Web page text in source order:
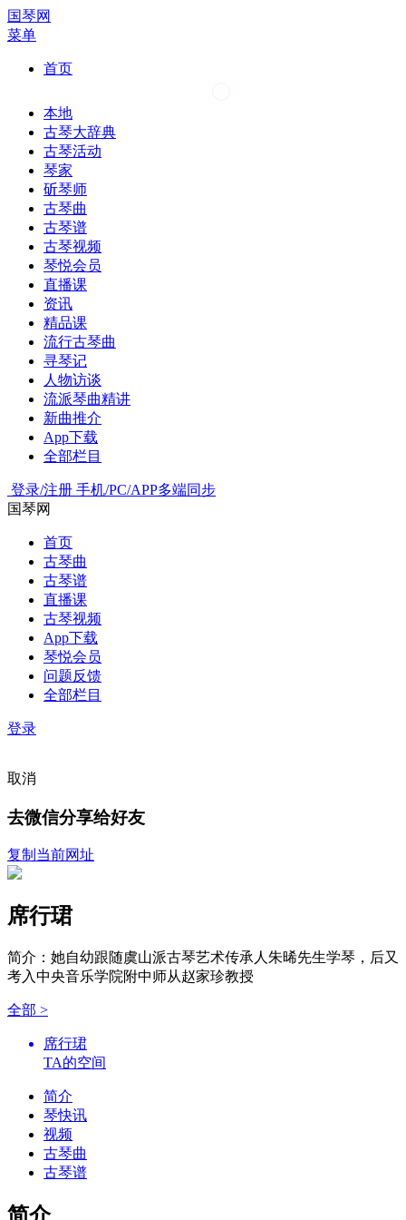
国琴网
菜单
首页
本地
古琴大辞典
古琴活动
琴家
斫琴师
古琴曲
古琴谱
古琴视频
琴悦会员
直播课
资讯
精品课
流行古琴曲
寻琴记
人物访谈
流派琴曲精讲
新曲推介
App下载
全部栏目
登录/注册 手机/PC/APP多端同步
国琴网
首页
古琴曲
古琴谱
直播课
古琴视频
App下载
琴悦会员
问题反馈
全部栏目
登录
取消
去微信分享给好友
复制当前网址
席行珺
简介：她自幼跟随虞山派古琴艺术传承人朱晞先生学琴，后又
考入中央音乐学院附中师从赵家珍教授
全部 >
席行珺
TA的空间
简介
琴快讯
视频
古琴曲
古琴谱